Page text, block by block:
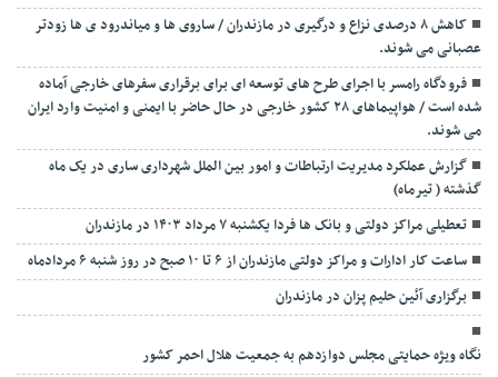
کاهش ۸ درصدی نزاع و درگیری در مازندران / ساروی ها و میاندرود ی ها زودتر
عصبانی می شوند.
فرودگاه رامسر با اجرای طرح های توسعه ای برای برقراری سفرهای خارجی آماده
شده است / هواپیماهای ۲۸ کشور خارجی در حال حاضر با ایمنی و امنیت وارد ایران
می شوند.
گزارش عملکرد مدیریت ارتباطات و امور بین الملل شهرداری ساری در یک ماه
گذشته ( تیرماه)
تعطیلی مراکز دولتی و بانک ها فردا یکشنبه ۷ مرداد ۱۴۰۳ در مازندران
ساعت کار ادارات و مراکز دولتی مازندران از ۶ تا ۱۰ صبح در روز شنبه ۶ مردادماه
برگزاری آئین حلیم پزان در مازندران
نگاه ویژه حمایتی مجلس دوازدهم به جمعیت هلال احمر کشور